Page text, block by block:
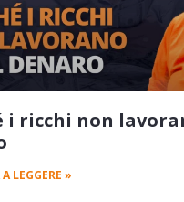
i ricchi non
LEGGERE »